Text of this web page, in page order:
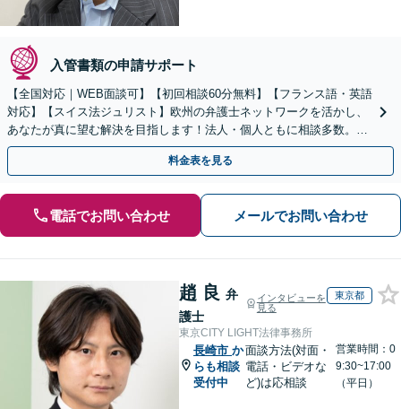
入管書類の申請サポート
【全国対応｜WEB面談可】【初回相談60分無料】【フランス語・英語
対応】【スイス法ジュリスト】欧州の弁護士ネットワークを活かし、
あなたが真に望む解決を目指します！法人・個人ともに相談多数。細
やかな連絡と粘り強い交渉を徹底【休日・夜間相談可】
料金表を見る
電話でお問い合わせ メールでお問い合わせ
趙 良 弁
護士
インタビューを
見る
東京都
東京CITY LIGHT法律事務所
長崎市 か
らも相談
受付中
面談方法(対面・
電話・ビデオな
ど)は応相談
営業時間：0
9:30~17:00
（平日）